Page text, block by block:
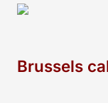
Brussels